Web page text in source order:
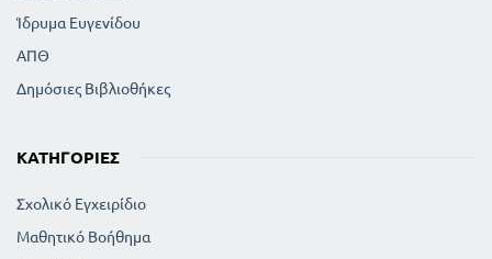
Ίδρυμα Ευγενίδου
ΑΠΘ
Δημόσιες Βιβλιοθήκες
ΚΑΤΗΓΟΡΊΕΣ
Σχολικό Εγχειρίδιο
Μαθητικό Βοήθημα